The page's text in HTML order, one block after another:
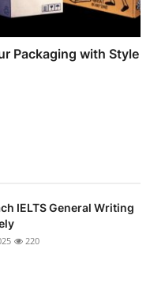
Packaging with Style
IELTS General Writing
220